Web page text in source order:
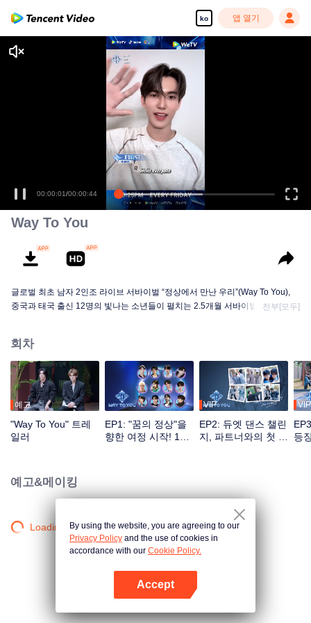
ko 앱 열기
Way To You
글로벌 최초 남자 2인조 라이브 서바이벌 “정상에서 만난 우리”(Way To You),
중국과 태국 출신 12명의 빛나는 소년들이 펼치는 2.5개월 서바이벌+라이브 무
수 있으며 첫 만남의 설레임부터 환상의 케미까지 전 과정을 지켜볼 수 있다. 최
고의 인기 조로 선발된 커플은 세계적인 무대에서 본격적으로 데뷔하게 된다.
전부[모두]
회차
예고
"Way To You" 트레
일러
EP1: "꿈의 정상"을
향한 여정 시작! 12
VIP
EP2: 듀엣 댄스 챌린
지, 파트너와의 첫 도
VIP
등
예고&메이킹
Loading…By using the website, you are agreeing to our
Privacy Policy and the use of cookies in
accordance with our Cookie Policy.
Accept